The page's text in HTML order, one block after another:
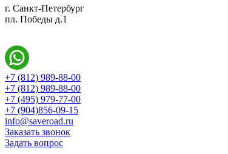
г. Санкт-Петербург
пл. Победы д.1
+7 (812) 989-88-00
+7 (812) 989-88-00
+7 (495) 979-77-00
+7 (904)856-09-15
info@saveroad.ru
Заказать звонок
Задать вопрос